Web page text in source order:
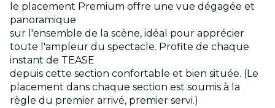
le placement Premium offre une vue dégagée et
panoramique
sur l'ensemble de la scène, idéal pour apprécier
toute l'ampleur du spectacle. Profite de chaque
instant de TEASE
depuis cette section confortable et bien située. (Le
placement dans chaque section est soumis à la
règle du premier arrivé, premier servi.)